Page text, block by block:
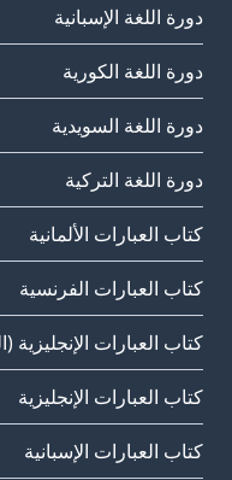
دورة اللغة الإسبانية
دورة اللغة الكورية
دورة اللغة السويدية
دورة اللغة التركية
كتاب العبارات الألمانية
كتاب العبارات الفرنسية
كتاب العبارات الإنجليزية
كتاب العبارات الإنجليزية
كتاب العبارات الإسبانية